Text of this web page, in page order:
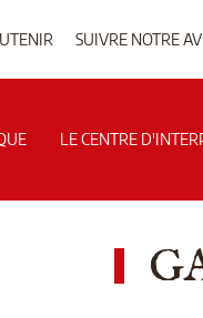
SUIVRE NOTRE
LE CENTRE